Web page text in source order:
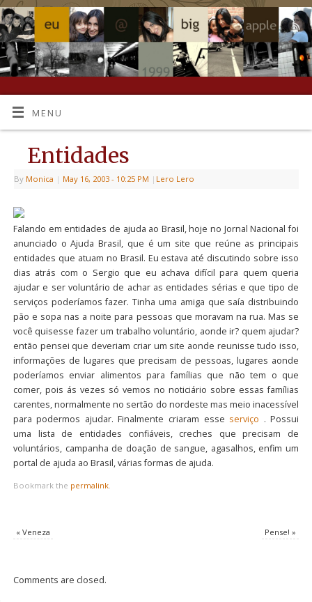
MENU
Entidades
By Monica | May 16, 2003 - 10:25 PM | Lero Lero
Falando em entidades de ajuda ao Brasil, hoje no Jornal Nacional foi
anunciado o Ajuda Brasil, que é um site que reúne as principais
entidades que atuam no Brasil. Eu estava até discutindo sobre isso
dias atrás com o Sergio que eu achava difícil para quem queria
ajudar e ser voluntário de achar as entidades sérias e que tipo de
serviços poderíamos fazer. Tinha uma amiga que saía distribuindo
pão e sopa nas a noite para pessoas que moravam na rua. Mas se
você quisesse fazer um trabalho voluntário, aonde ir? quem ajudar?
então pensei que deveriam criar um site aonde reunisse tudo isso,
informações de lugares que precisam de pessoas, lugares aonde
poderíamos enviar alimentos para famílias que não tem o que
comer, pois ás vezes só vemos no noticiário sobre essas famílias
carentes, normalmente no sertão do nordeste mas meio inacessível
para podermos ajudar. Finalmente criaram esse serviço . Possui
uma lista de entidades confiáveis, creches que precisam de
voluntários, campanha de doação de sangue, agasalhos, enfim um
portal de ajuda ao Brasil, várias formas de ajuda.
Bookmark the permalink.
«Veneza Pense!»
Comments are closed.